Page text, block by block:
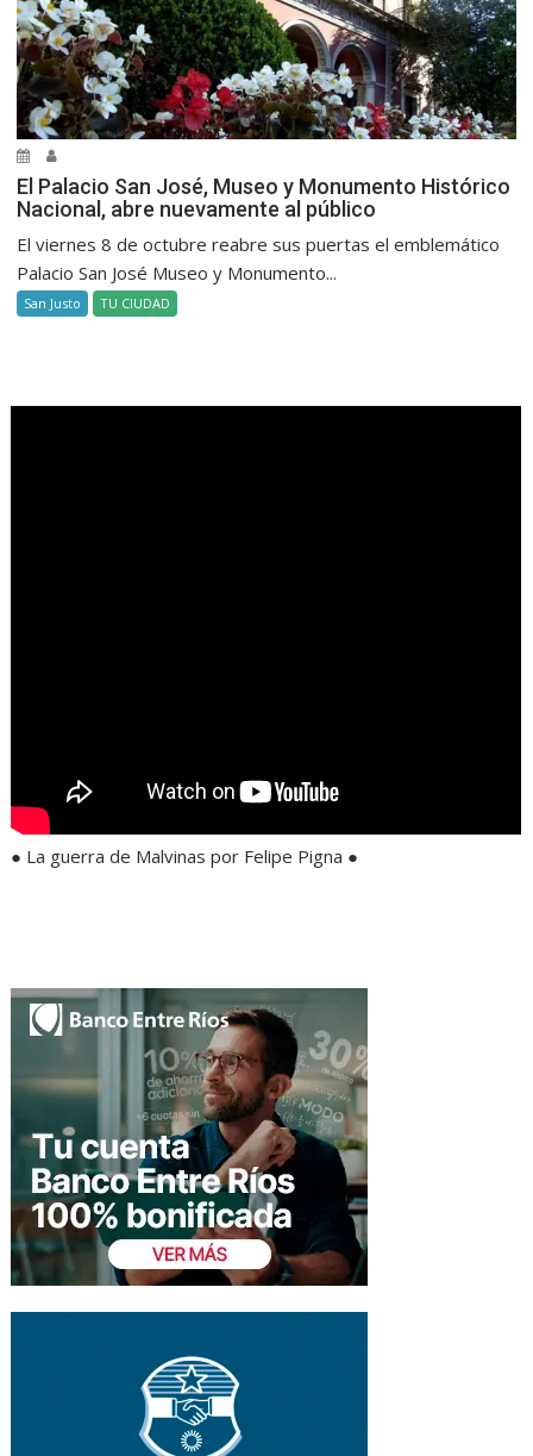
El Palacio San José, Museo y Monumento Histórico
Nacional, abre nuevamente al público
El viernes 8 de octubre reabre sus puertas el emblemático
Palacio San José Museo y Monumento...
San Justo TU CIUDAD
● La guerra de Malvinas por Felipe Pigna ●